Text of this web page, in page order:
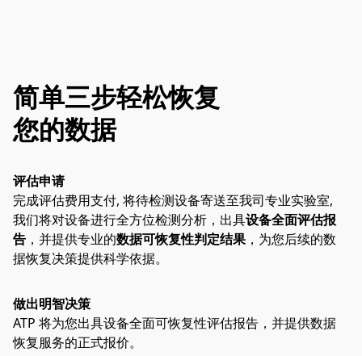
简单三步轻松恢复
您的数据
评估申请
完成评估费用支付, 将待检测设备寄送至我司专业实验室,
我们将对设备进行全方位检测分析，出具设备全面评估报
告 ，并提供专业的数据可恢复性判定结果，为您后续的数
据恢复决策提供科学依据。
做出明智决策
ATP 将为您出具设备全面可恢复性评估报告，并提供数据
恢复服务的正式报价。